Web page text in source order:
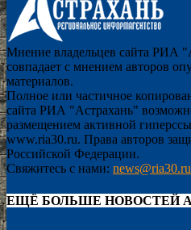
Мнение владельцев сайта РИА
совпадает с мнением авторов
материалов.
Полное или частичное
сайта РИА "Астрахань"
размещением активной
www.ria30.ru. Права авторов
Российской Федерации.
Свяжитесь с нами: news@ria30.ru
ЕЩЁ БОЛЬШЕ НОВОСТЕЙ